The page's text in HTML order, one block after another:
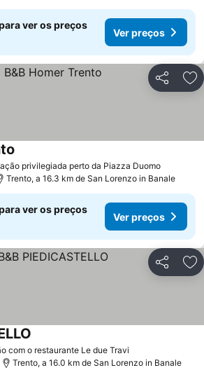
ver os preços
Ver preços
Partilhar
privilegiada perto da Piazza DuomoVer
Trento, a 16.3 km de San Lorenzo in Banale
ver os preços
Ver preços
Partilhar
com o restaurante Le due Travi
Trento, a 16.0 km de San Lorenzo in Banale